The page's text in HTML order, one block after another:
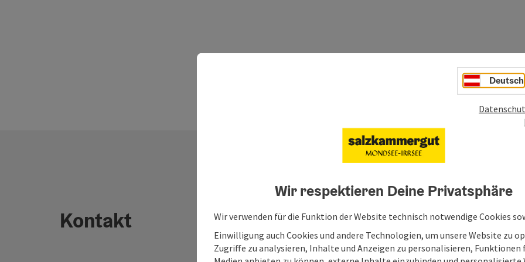
Kontakt
Deine Nachricht an
Mondsee-Irrsee
Deutsch
Wir respektieren Deine Privatsphäre
Wir verwenden für die Funktion der Website technisch notwendige Cookies
Einwilligung auch Cookies und andere Technologien, um unsere Website zu
Zugriffe zu analysieren, Inhalte und Anzeigen zu personalisieren, Funktionen